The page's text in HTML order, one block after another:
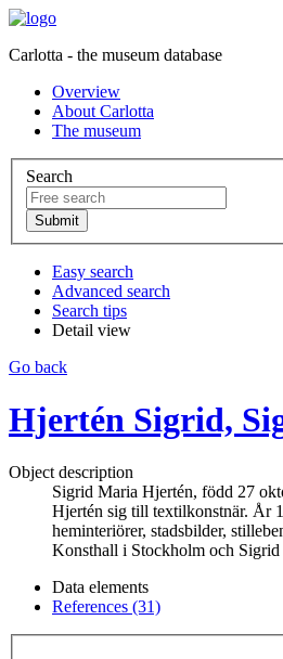
Carlotta - the museum database
Overview
About Carlotta
The museum
Search
Easy search
Advanced search
Search tips
Detail view
Go back
Hjertén Sigrid,
Object description
Sigrid Maria Hjertén, född 27
Hjertén sig till textilkonstnär. År
heminteriörer, stadsbilder,
Konsthall i Stockholm och Sigrid
Data elements
References (31)